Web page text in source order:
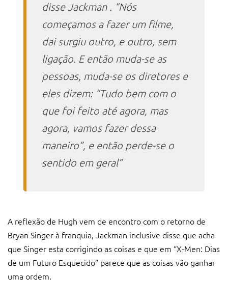
disse Jackman . “Nós
começamos a fazer um filme,
dai surgiu outro, e outro, sem
ligação. E então muda-se as
pessoas, muda-se os diretores e
eles dizem: “Tudo bem com o
que foi feito até agora, mas
agora, vamos fazer dessa
maneiro”, e então perde-se o
sentido em geral”
A reflexão de Hugh vem de encontro com o retorno de
Bryan Singer à franquia, Jackman inclusive disse que acha
que Singer esta corrigindo as coisas e que em “X-Men: Dias
de um Futuro Esquecido” parece que as coisas vão ganhar
uma ordem.